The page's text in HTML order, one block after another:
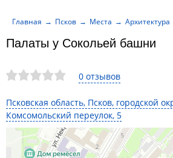
0 отзывов
Псковская область, Псков, городской
Комсомольский переулок, 5
Палаты у Сокольей башни
Главная Псков Места Архитектура